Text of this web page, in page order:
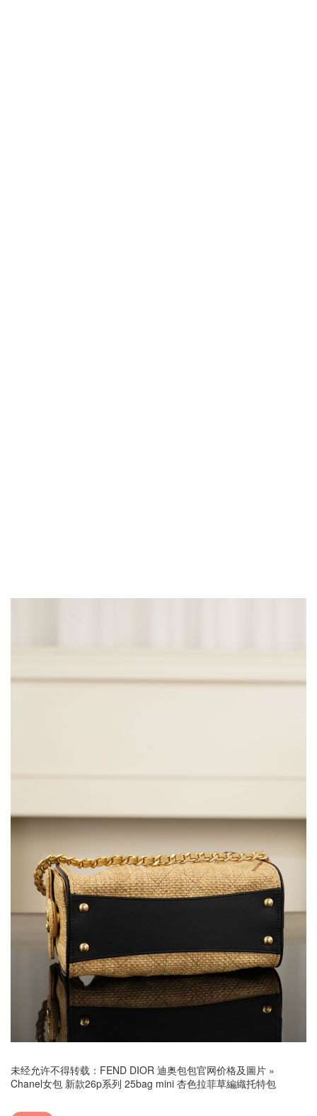
未经允许不得转载： FEND DIOR 迪奥包包官网价格及圖片 »
Chanel女包 新款26p系列 25bag mini 杏色拉菲草編織托特包